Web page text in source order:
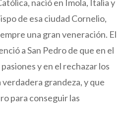
nació en Imola, Italia y
de esa ciudad Cornelio,
una gran veneración. El
a San Pedro de que en el
y en el rechazar los
verdadera grandeza, y que
para conseguir las